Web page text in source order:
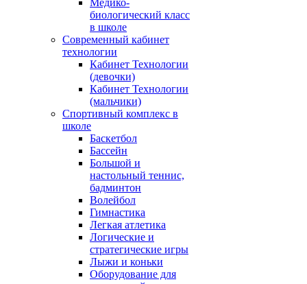
Медико-
биологический класс
в школе
Современный кабинет
технологии
Кабинет Технологии
(девочки)
Кабинет Технологии
(мальчики)
Спортивный комплекс в
школе
Баскетбол
Бассейн
Большой и
настольный теннис,
бадминтон
Волейбол
Гимнастика
Легкая атлетика
Логические и
стратегические игры
Лыжи и коньки
Оборудование для